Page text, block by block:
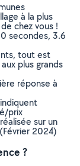
à la plus
chez vous !
secondes, 3.6
tout est
plus grands
réponse à
prix
sur un
2024)
?